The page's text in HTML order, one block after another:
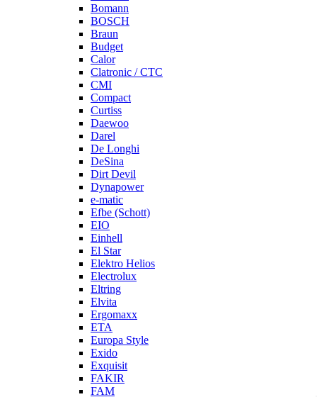
Bomann
BOSCH
Braun
Budget
Calor
Clatronic / CTC
CMI
Compact
Curtiss
Daewoo
Darel
De Longhi
DeSina
Dirt Devil
Dynapower
e-matic
Efbe (Schott)
EIO
Einhell
El Star
Elektro Helios
Electrolux
Eltring
Elvita
Ergomaxx
ETA
Europa Style
Exido
Exquisit
FAKIR
FAM